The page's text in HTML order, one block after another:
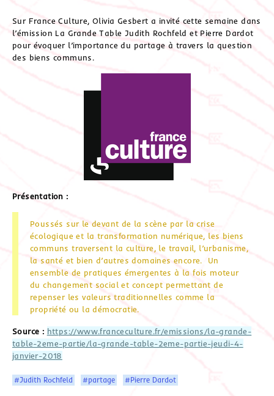
Sur France Culture, Olivia Gesbert a invité cette semaine dans
l’émission La Grande Table Judith Rochfeld et Pierre Dardot
pour évoquer l’importance du partage à travers la question
des biens communs.
Présentation :
Poussés sur le devant de la scène par la crise
écologique et la transformation numérique, les biens
communs traversent la culture, le travail, l’urbanisme,
la santé et bien d’autres domaines encore. Un
ensemble de pratiques émergentes à la fois moteur
du changement social et concept permettant de
repenser les valeurs traditionnelles comme la
propriété ou la démocratie.
Source : https://www.franceculture.fr/emissions/la-grande-
table-2eme-partie/la-grande-table-2eme-partie-jeudi-4-
janvier-2018
#Judith Rochfeld #partage #Pierre Dardot